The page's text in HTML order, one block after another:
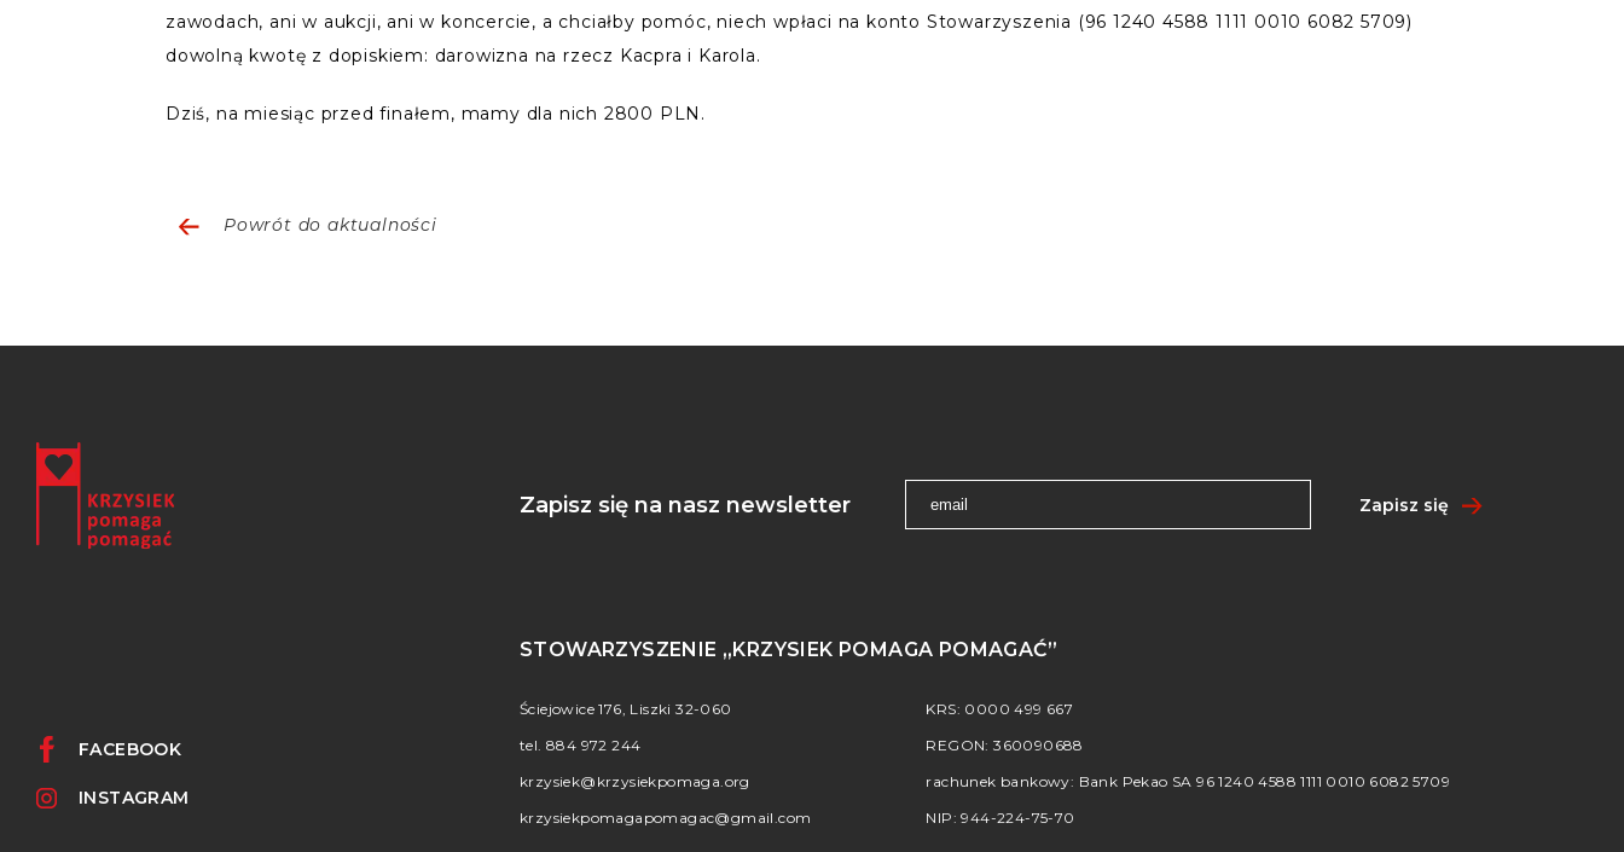
zawodach, ani w aukcji, ani w koncercie, a chciałby pomóc, niech wpłaci na konto Stowarzyszenia (96 1240 4588 1111 0010 6082 5709)
dowolną kwotę z dopiskiem: darowizna na rzecz Kacpra i Karola.
Dziś, na miesiąc przed finałem, mamy dla nich 2800 PLN.
Powrót do aktualności
Zapisz się na nasz newsletter Zapisz się
STOWARZYSZENIE „KRZYSIEK POMAGA POMAGAĆ”
Ściejowice 176, Liszki 32-060
tel. 884 972 244
krzysiek@krzysiekpomaga.org
krzysiekpomagapomagac@gmail.com
KRS: 0000 499 667
REGON: 360090688
rachunek bankowy: Bank Pekao SA 96 1240 4588 1111 0010 6082 5709
NIP: 944-224-75-70
FACEBOOK
INSTAGRAM